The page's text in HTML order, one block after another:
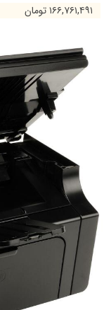
۱۶۶,۷۶۱,۴۹۱ تومان